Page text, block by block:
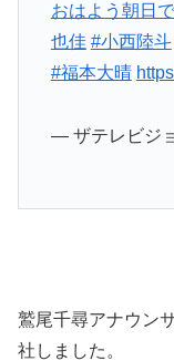
おはよう朝日
也佳 #小西陸斗
#福本大晴
— ザテレビジ
鷲尾千尋アナウン
社しました。